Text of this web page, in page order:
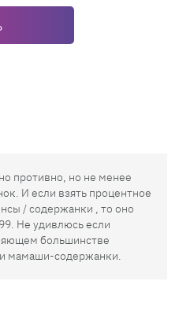
противно, но не менее
И если взять процентное
/ содержанки , то оно
Не удивлюсь если
большинстве
мамаши-содержанки.